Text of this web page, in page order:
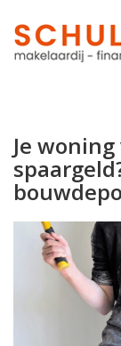
Je